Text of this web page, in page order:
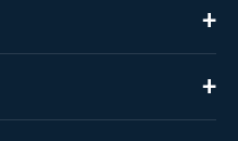
+
+